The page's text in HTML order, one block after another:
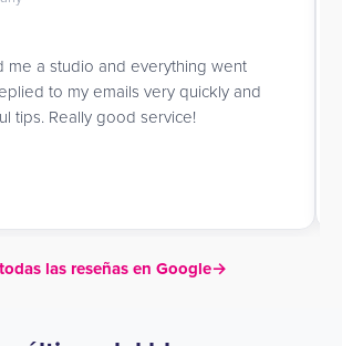
booking the residence.
and professional! Hope to go to
las reseñas en Google→